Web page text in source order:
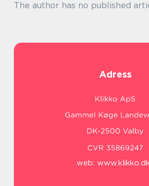
The author has no published
Adress
web: